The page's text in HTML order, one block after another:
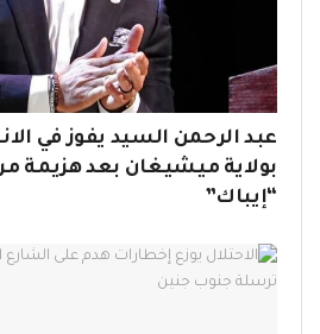
عبد الرحمن السيد يفوز في
بولاية ميشيغان بعد هزيمة
“إيباك”